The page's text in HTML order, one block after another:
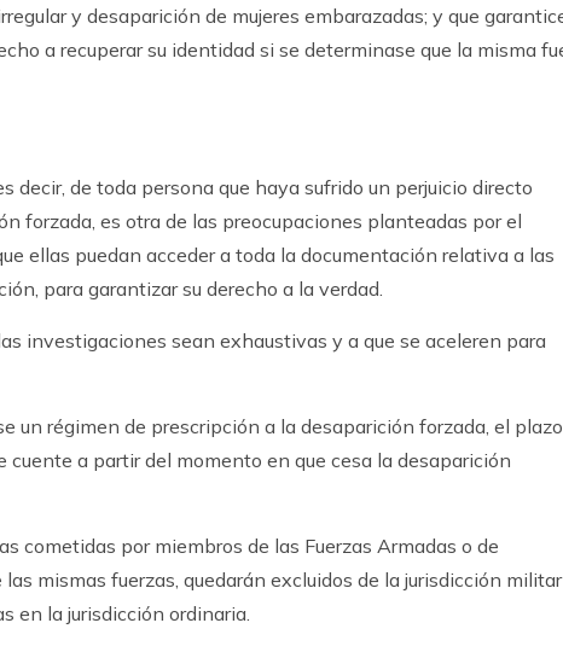
y desaparición de mujeres embarazadas; y que
a recuperar su identidad si se determinase que la misma
decir, de toda persona que haya sufrido un perjuicio directo
forzada, es otra de las preocupaciones planteadas por el
ellas puedan acceder a toda la documentación relativa a las
para garantizar su derecho a la verdad.
investigaciones sean exhaustivas y a que se aceleren para
un régimen de prescripción a la desaparición forzada, el plazo
a partir del momento en que cesa la desaparición
cometidas por miembros de las Fuerzas Armadas o de
mismas fuerzas, quedarán excluidos de la jurisdicción
en la jurisdicción ordinaria.